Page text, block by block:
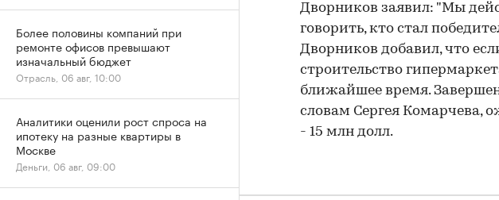
Дворников заявил: "Мы
говорить, кто стал
Дворников добавил, что
строительство
ближайшее время.
словам Сергея Комарчева,
- 15 млн долл.
Более половины компаний при
ремонте офисов превышают
изначальный бюджет
Отрасль, 06 авг, 10:00
Аналитики оценили рост спроса на
ипотеку на разные квартиры в
Москве
Деньги, 06 авг, 09:00